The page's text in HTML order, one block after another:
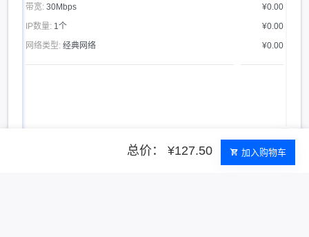
带宽: 30Mbps
¥0.00
IP数量: 1个
¥0.00
网络类型: 经典网络 ¥0.00
总价： ¥127.50 加入购物车